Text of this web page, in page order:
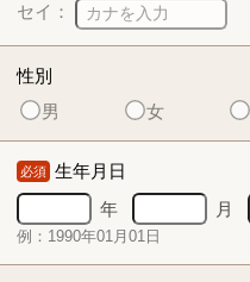
セイ：
性別
男
女
必須 生年月日
年
月
例：1990年01月01日